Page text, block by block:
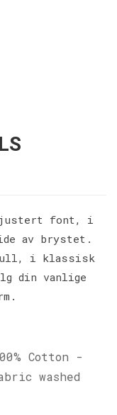
justert font, i
av brystet.
i klassisk
din vanlige
Cotton -
washed